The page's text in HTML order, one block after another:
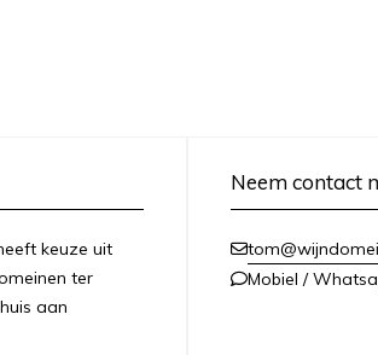
keuze uit
ter
aan
Neem contact
Mobiel /